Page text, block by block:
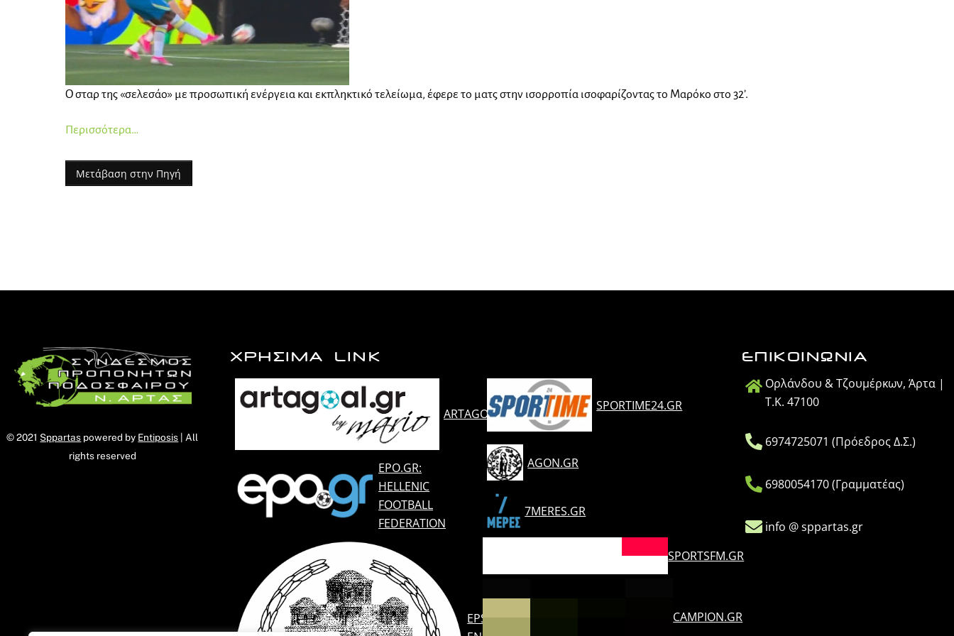
Ο σταρ της «σελεσάο» με προσωπική ενέργεια και εκπληκτικό τελείωμα, έφερε το ματς στην ισορροπία ισοφαρίζοντας το Μαρόκο στο 32’.
Περισσότερα…
Μετάβαση στην Πηγή
© 2021 Sppartas powered by Entiposis | All
rights reserved
ΧΡΗΣΙΜΑ LINK
ARTAGOAL.GR
EPO.GR:
HELLENIC
FOOTBALL
FEDERATION
EPSARTAS.GR:
SPORTIME24.GR
AGON.GR
7MERES.GR
SPORTSFM.GR
CAMPION.GR
ΕΠΙΚΟΙΝΩΝΙΑ
Ορλάνδου & Τζουμέρκων, Άρτα |
Τ.Κ. 47100
6974725071 (Πρόεδρος Δ.Σ.)
6980054170 (Γραμματέας)
info @ sppartas.gr